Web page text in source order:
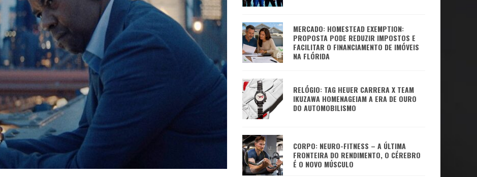
COMO CELEIRO DAS ARTES EM NOITE DE REINAUGURAÇÃO
MERCADO: HOMESTEAD EXEMPTION:
PROPOSTA PODE REDUZIR IMPOSTOS E
FACILITAR O FINANCIAMENTO DE IMÓVEIS
NA FLÓRIDA
RELÓGIO: TAG HEUER CARRERA X TEAM
IKUZAWA HOMENAGEIAM A ERA DE OURO
DO AUTOMOBILISMO
CORPO: NEURO-FITNESS – A ÚLTIMA
FRONTEIRA DO RENDIMENTO, O CÉREBRO
É O NOVO MÚSCULO